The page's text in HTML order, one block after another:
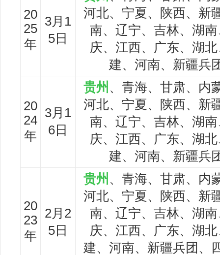
20
25
年
3月1
5日
河北、宁夏、陕西、新
南、辽宁、吉林、湖
庆、江西、广东、湖
建、河南、新疆兵
20
24
年
3月1
6日
贵州 、青海、甘肃、内
河北、宁夏、陕西、新
南、辽宁、吉林、湖
庆、江西、广东、湖
建、河南、新疆兵
20
23
年
2月2
5日
贵州 、青海、甘肃、内
河北、宁夏、陕西、新
南、辽宁、吉林、湖
庆、江西、广东、湖
建、河南、新疆兵团、